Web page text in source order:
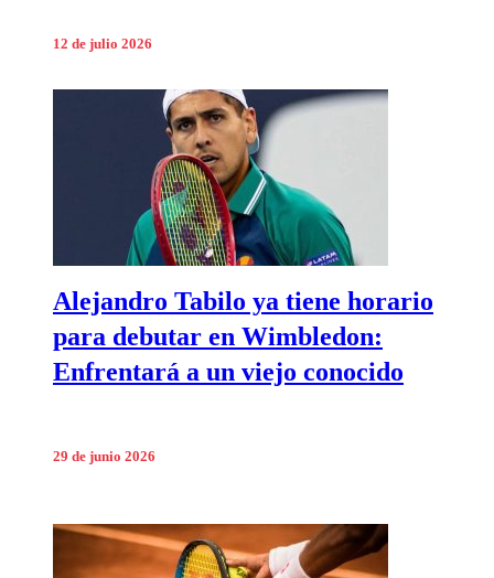
12 de julio 2026
Alejandro Tabilo ya tiene horario
para debutar en Wimbledon:
Enfrentará a un viejo conocido
29 de junio 2026